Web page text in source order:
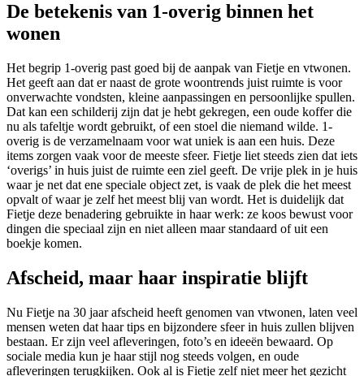
De betekenis van 1-overig binnen het
wonen
Het begrip 1-overig past goed bij de aanpak van Fietje en vtwonen.
Het geeft aan dat er naast de grote woontrends juist ruimte is voor
onverwachte vondsten, kleine aanpassingen en persoonlijke spullen.
Dat kan een schilderij zijn dat je hebt gekregen, een oude koffer die
nu als tafeltje wordt gebruikt, of een stoel die niemand wilde. 1-
overig is de verzamelnaam voor wat uniek is aan een huis. Deze
items zorgen vaak voor de meeste sfeer. Fietje liet steeds zien dat iets
‘overigs’ in huis juist de ruimte een ziel geeft. De vrije plek in je huis
waar je net dat ene speciale object zet, is vaak de plek die het meest
opvalt of waar je zelf het meest blij van wordt. Het is duidelijk dat
Fietje deze benadering gebruikte in haar werk: ze koos bewust voor
dingen die speciaal zijn en niet alleen maar standaard of uit een
boekje komen.
Afscheid, maar haar inspiratie blijft
Nu Fietje na 30 jaar afscheid heeft genomen van vtwonen, laten veel
mensen weten dat haar tips en bijzondere sfeer in huis zullen blijven
bestaan. Er zijn veel afleveringen, foto’s en ideeën bewaard. Op
sociale media kun je haar stijl nog steeds volgen, en oude
afleveringen terugkijken. Ook al is Fietje zelf niet meer het gezicht